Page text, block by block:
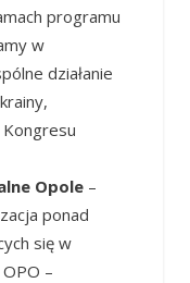
programu
w
działanie
Opole –
ponad
się w
–